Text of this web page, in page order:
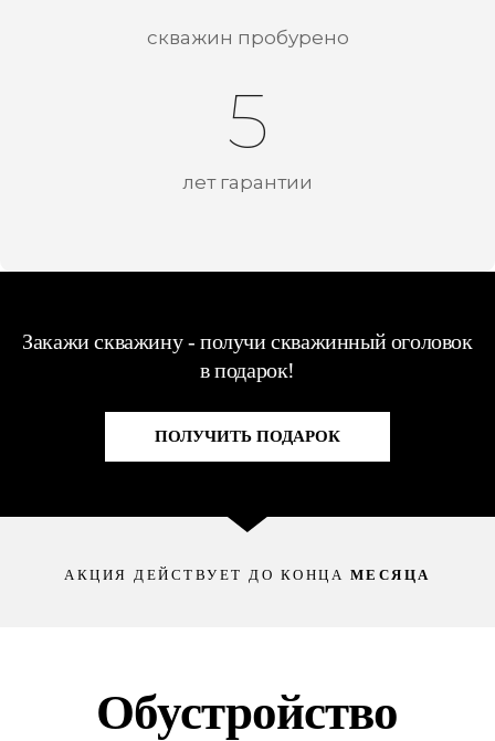
скважин пробурено
5
лет гарантии
Закажи скважину - получи скважинный оголовок
в подарок!
ПОЛУЧИТЬ ПОДАРОК
АКЦИЯ ДЕЙСТВУЕТ ДО КОНЦА МЕСЯЦА
Обустройство